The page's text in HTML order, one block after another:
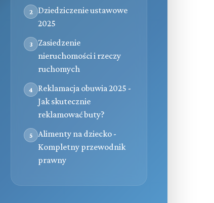
2
Dziedziczenie ustawowe
2025
3
Zasiedzenie
nieruchomości i rzeczy
ruchomych
4
Reklamacja obuwia 2025 -
Jak skutecznie
reklamować buty?
5
Alimenty na dziecko -
Kompletny przewodnik
prawny